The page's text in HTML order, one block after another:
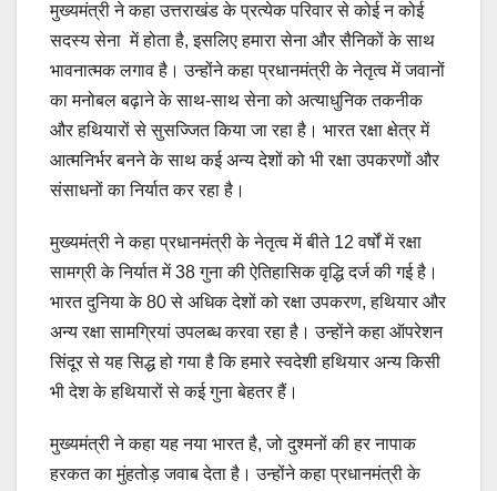
मुख्यमंत्री ने कहा उत्तराखंड के प्रत्येक परिवार से कोई न कोई
सदस्य सेना में होता है, इसलिए हमारा सेना और सैनिकों के साथ
भावनात्मक लगाव है। उन्होंने कहा प्रधानमंत्री के नेतृत्व में जवानों
का मनोबल बढ़ाने के साथ-साथ सेना को अत्याधुनिक तकनीक
और हथियारों से सुसज्जित किया जा रहा है। भारत रक्षा क्षेत्र में
आत्मनिर्भर बनने के साथ कई अन्य देशों को भी रक्षा उपकरणों और
संसाधनों का निर्यात कर रहा है।
मुख्यमंत्री ने कहा प्रधानमंत्री के नेतृत्व में बीते 12 वर्षों में रक्षा
सामग्री के निर्यात में 38 गुना की ऐतिहासिक वृद्धि दर्ज की गई है।
भारत दुनिया के 80 से अधिक देशों को रक्षा उपकरण, हथियार और
अन्य रक्षा सामग्रियां उपलब्ध करवा रहा है। उन्होंने कहा ऑपरेशन
सिंदूर से यह सिद्ध हो गया है कि हमारे स्वदेशी हथियार अन्य किसी
भी देश के हथियारों से कई गुना बेहतर हैं।
मुख्यमंत्री ने कहा यह नया भारत है, जो दुश्मनों की हर नापाक
हरकत का मुंहतोड़ जवाब देता है। उन्होंने कहा प्रधानमंत्री के